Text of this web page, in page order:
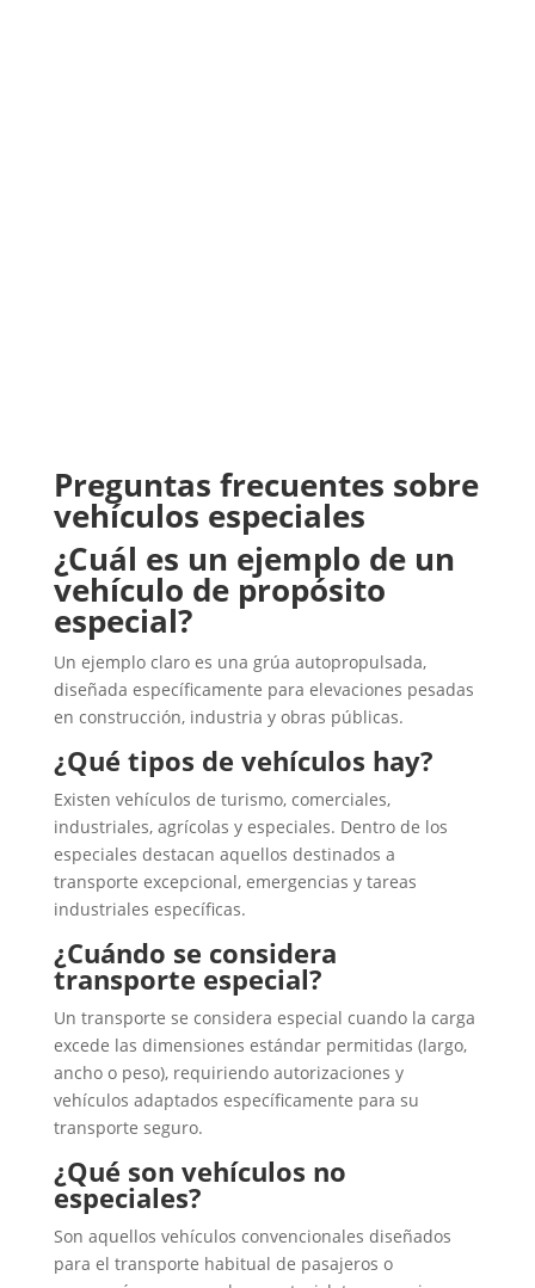
Preguntas frecuentes sobre
vehículos especiales
¿Cuál es un ejemplo de un
vehículo de propósito
especial?
Un ejemplo claro es una grúa autopropulsada,
diseñada específicamente para elevaciones pesadas
en construcción, industria y obras públicas.
¿Qué tipos de vehículos hay?
Existen vehículos de turismo, comerciales,
industriales, agrícolas y especiales. Dentro de los
especiales destacan aquellos destinados a
transporte excepcional, emergencias y tareas
industriales específicas.
¿Cuándo se considera
transporte especial?
Un transporte se considera especial cuando la carga
excede las dimensiones estándar permitidas (largo,
ancho o peso), requiriendo autorizaciones y
vehículos adaptados específicamente para su
transporte seguro.
¿Qué son vehículos no
especiales?
Son aquellos vehículos convencionales diseñados
para el transporte habitual de pasajeros o